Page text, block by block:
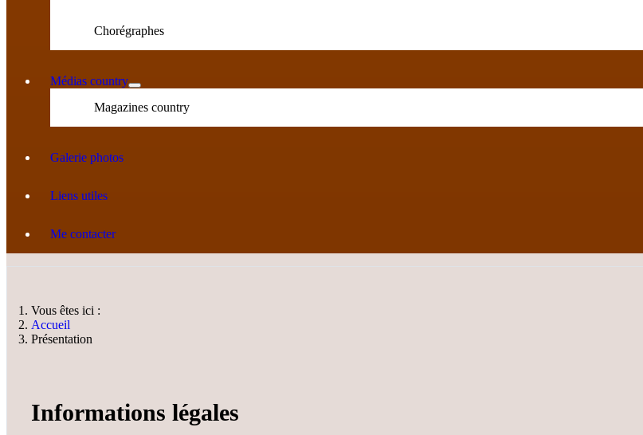
Chorégraphes
Médias country
Magazines country
Galerie photos
Liens utiles
Me contacter
Vous êtes ici :
Accueil
Présentation
Informations légales